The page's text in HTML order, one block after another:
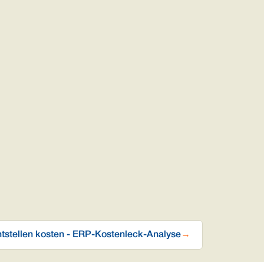
kosten - ERP-Kostenleck-Analyse →